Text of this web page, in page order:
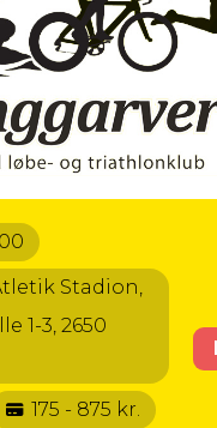
Stadion,
1-3, 2650
175 - 875 kr.